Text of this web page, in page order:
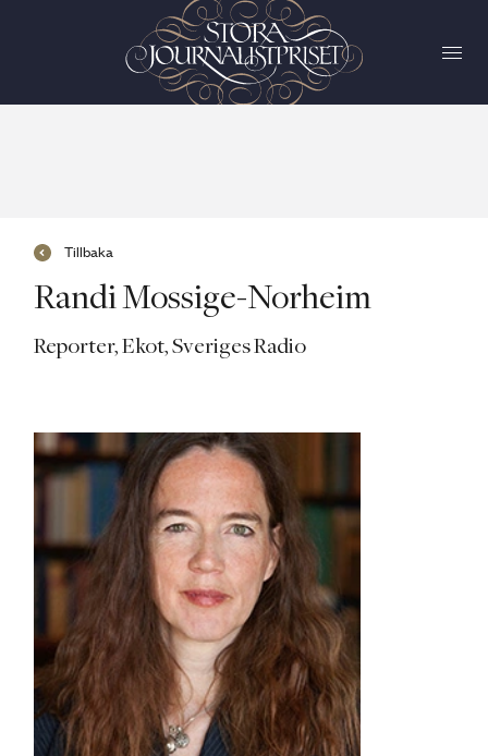
Randi Mossige-Norheim
Reporter, Ekot, Sveriges Radio
Tillbaka